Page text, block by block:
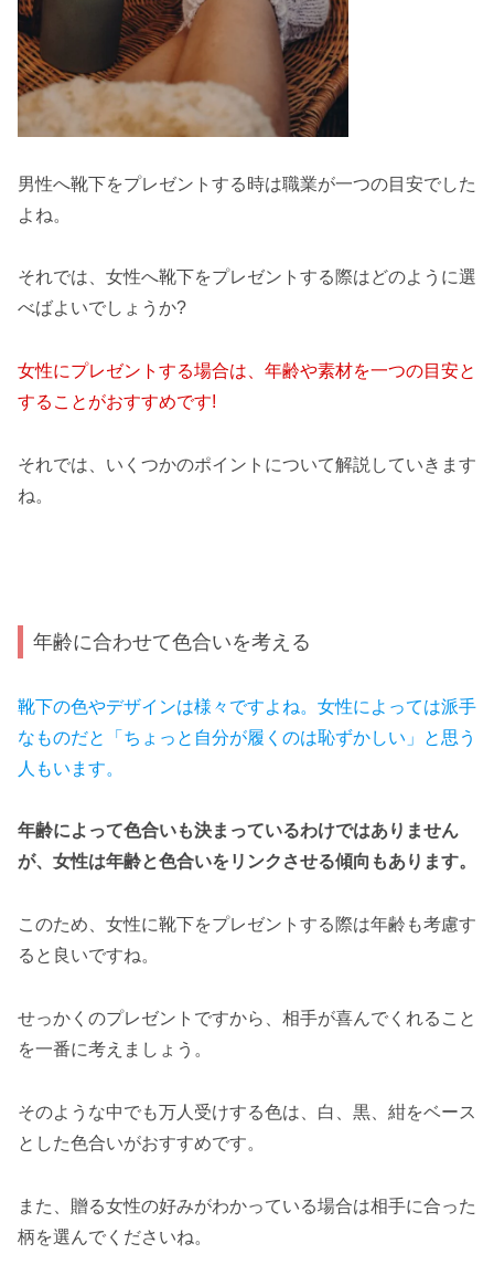
男性へ靴下をプレゼントする時は職業が一つの目安でした
よね。
それでは、女性へ靴下をプレゼントする際はどのように選
べばよいでしょうか?
女性にプレゼントする場合は、年齢や素材を一つの目安と
することがおすすめです!
それでは、いくつかのポイントについて解説していきます
ね。
年齢に合わせて色合いを考える
靴下の色やデザインは様々ですよね。女性によっては派手
なものだと「ちょっと自分が履くのは恥ずかしい」と思う
人もいます。
年齢によって色合いも決まっているわけではありません
が、女性は年齢と色合いをリンクさせる傾向もあります。
このため、女性に靴下をプレゼントする際は年齢も考慮す
ると良いですね。
せっかくのプレゼントですから、相手が喜んでくれること
を一番に考えましょう。
そのような中でも万人受けする色は、白、黒、紺をベース
とした色合いがおすすめです。
また、贈る女性の好みがわかっている場合は相手に合った
柄を選んでくださいね。